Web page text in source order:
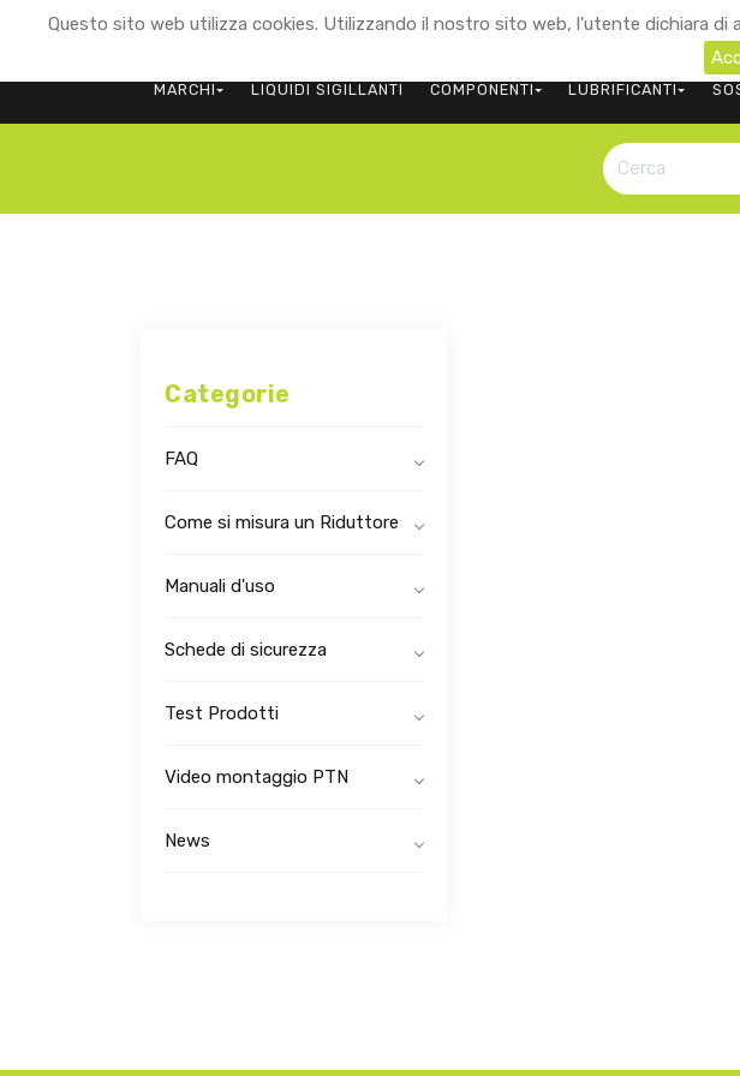
Questo sito web utilizza cookies. Utilizzando il nostro sito web, l'utente dichiara di
+39 0473
MARCHI LIQUIDI SIGILLANTI COMPONENTI LUBRIFICANTI
Categorie
FAQ
Come si misura un Riduttore
Manuali d'uso
Schede di sicurezza
Test Prodotti
Video montaggio PTN
News